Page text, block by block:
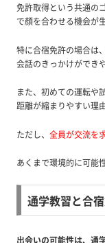
免許取得という共通の
で顔を合わせる機会が
特に合宿免許の場合は
会話のきっかけができ
また、初めての運転や
距離が縮まりやすい理
ただし、 全員が交流を
あくまで環境的に可能
通学教習と合
出会いの可能性は、通